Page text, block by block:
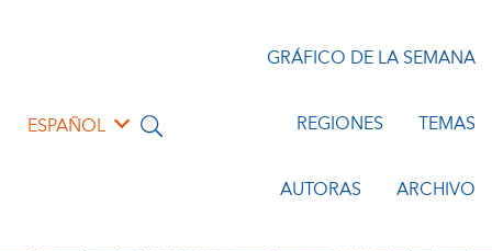
ESPAÑOL
GRÁFICO DE LA SEMANA
REGIONES TEMAS
AUTORAS ARCHIVO